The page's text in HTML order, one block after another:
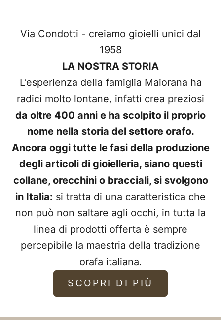
Via Condotti - creiamo gioielli unici dal
1958
LA NOSTRA STORIA
L’esperienza della famiglia Maiorana ha
radici molto lontane, infatti crea preziosi
da oltre 400 anni e ha scolpito il proprio
nome nella storia del settore orafo.
Ancora oggi tutte le fasi della produzione
degli articoli di gioielleria, siano questi
collane, orecchini o bracciali, si svolgono
in Italia: si tratta di una caratteristica che
non può non saltare agli occhi, in tutta la
linea di prodotti offerta è sempre
percepibile la maestria della tradizione
orafa italiana.
SCOPRI DI PIÙ